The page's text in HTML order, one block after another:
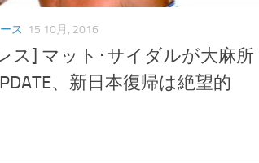
ス 15 10月, 2016
ス] マット･サイダルが大麻所
、新日本復帰は絶望的